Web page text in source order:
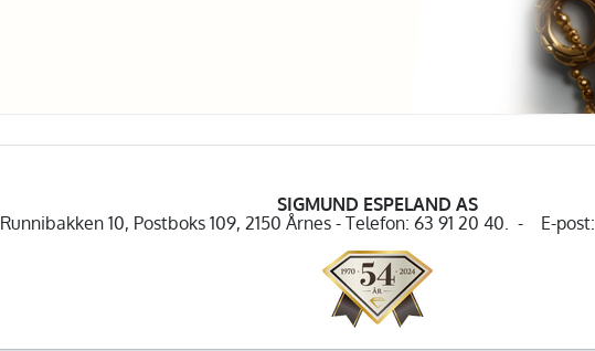
SIGMUND ESPELAND AS
Runnibakken 10, Postboks 109, 2150 Årnes - Telefon: 63 91 20 40. - E-post: